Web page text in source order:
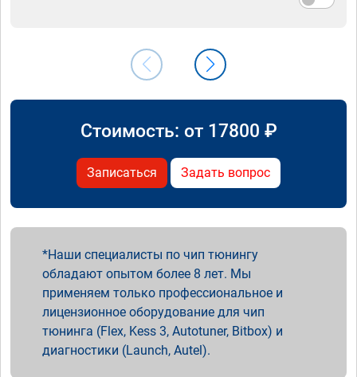
Стоимость: от 17800 ₽
Записаться Задать вопрос
Наши специалисты по чип тюнингу
обладают опытом более 8 лет. Мы
применяем только профессиональное и
лицензионное оборудование для чип
тюнинга (Flex, Kess 3, Autotuner, Bitbox) и
диагностики (Launch, Autel).